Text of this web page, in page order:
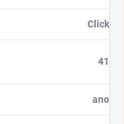
Click
41
ano